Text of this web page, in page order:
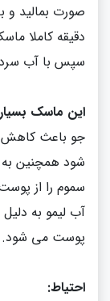
دقیقه کاملا
سپس با آب
این ماسک
جو باعث کاهش
شود همچنین به
سموم را از
آب لیمو به
پوست می شود.
احتیاط: